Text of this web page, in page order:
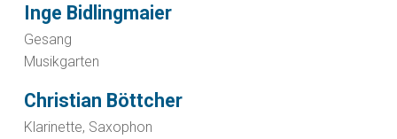
Inge Bidlingmaier
Gesang
Musikgarten
Christian Böttcher
Klarinette, Saxophon